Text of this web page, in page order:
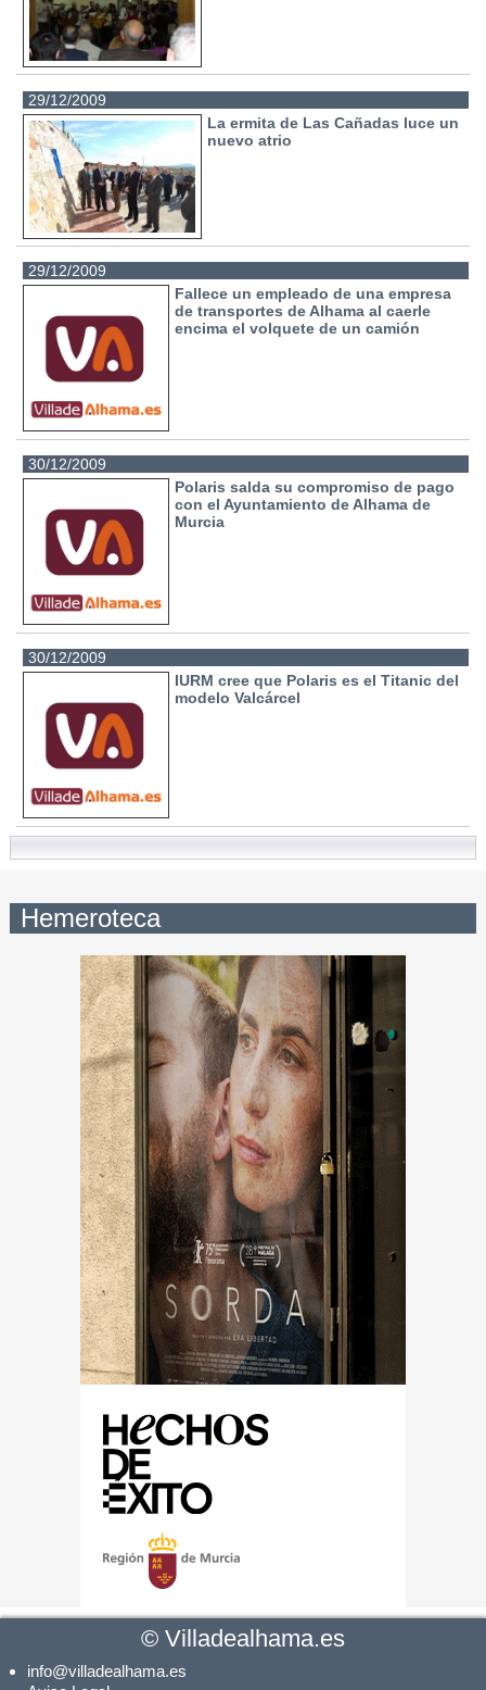
29/12/2009
La ermita de Las Cañadas luce un
nuevo atrio
29/12/2009
Fallece un empleado de una empresa
de transportes de Alhama al caerle
encima el volquete de un camión
30/12/2009
Polaris salda su compromiso de pago
con el Ayuntamiento de Alhama de
Murcia
30/12/2009
IURM cree que Polaris es el Titanic del
modelo Valcárcel
Hemeroteca
© Villadealhama.es
info@villadealhama.es